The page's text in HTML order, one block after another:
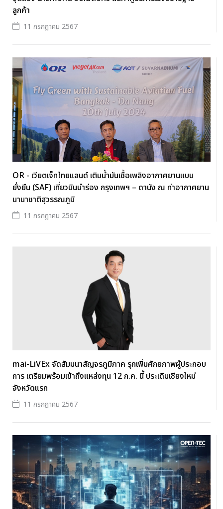
ลูกค้า
11 กรกฎาคม 2567
OR - เวียตเจ็ทไทยแลนด์ เติมน้ำมันเชื้อเพลิงอากาศยานแบบ
ยั่งยืน (SAF) เที่ยวบินนำร่อง กรุงเทพฯ – ดานัง ณ ท่าอากาศยาน
นานาชาติสุวรรณภูมิ
11 กรกฎาคม 2567
mai-LiVEx จัดสัมมนาสัญจรภูมิภาค รุกเพิ่มศักยภาพผู้ประกอบ
การ เตรียมพร้อมเข้าถึงแหล่งทุน 12 ก.ค. นี้ ประเดิมเชียงใหม่
จังหวัดแรก
11 กรกฎาคม 2567